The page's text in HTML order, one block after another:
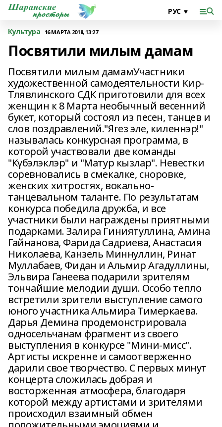
Культура 16 МАРТА 2018, 13:27
Посвятили милым дамам
Посвятили милым дамамУчастники
художественной самодеятельности Кир-
Тлявлинского СДК приготовили для всех
женщин к 8 Марта необычный весенний
букет, который состоял из песен, танцев и
слов поздравлений."Ягез эле, киленнэр!"
называлась конкурсная программа, в
которой участвовали две команды
"Күбэлэклэр" и "Матур кызлар". Невестки
соревновались в смекалке, сноровке,
женских хитростях, вокально-
танцевальном таланте. По результатам
конкурса победила дружба, и все
участники были награждены приятными
подарками. Залира Гиниятуллина, Амина
Гайнанова, Фарида Садриева, Анастасия
Николаева, Канзель Миннуллин, Ринат
Муллабаев, Фидан и Альмир Агадуллины,
Эльвира Ганеева подарили зрителям
тончайшие мелодии души. Особо тепло
встретили зрители выступление самого
юного участника Альмира Тимеркаева.
Дарья Демина продемонстрировала
односельчанам фрагмент из своего
выступления в конкурсе "Мини-мисс".
Артисты искренне и самоотверженно
дарили свое творчество. С первых минут
концерта сложилась добрая и
восторженная атмосфера, благодаря
которой между артистами и зрителями
происходил взаимный обмен